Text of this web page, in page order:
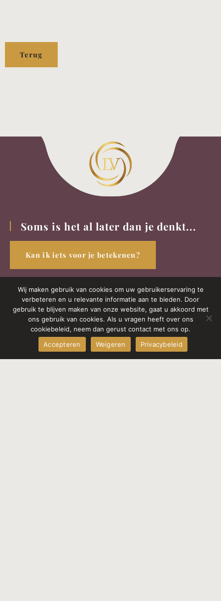
Terug
Soms is het al later dan je denkt...
Kan ik iets voor je betekenen?
Pagina's
Home
Over mij
Bij overlijden
Wij maken gebruik van cookies om uw gebruikerservaring te
verbeteren en u relevante informatie aan te bieden. Door
gebruik te blijven maken van onze website, gaat u akkoord met
ons gebruik van cookies. Als u vragen heeft over ons
cookiebeleid, neem dan gerust contact met ons op.
Accepteren
Weigeren Privacybeleid